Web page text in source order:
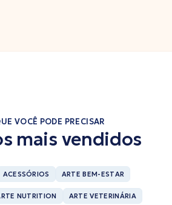
VOCÊ PODE PRECISAR
mais vendidos
ACESSÓRIOS ARTE BEM-ESTAR
NUTRITION ARTE VETERINÁRIA